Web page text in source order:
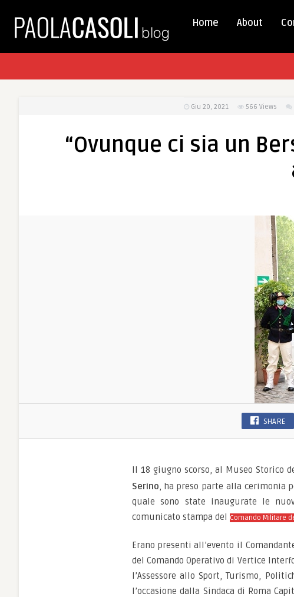
Home About
Giu 20, 2021 566 Views
“Ovunque ci sia un
SHARE
Il 18 giugno scorso, al Museo Storico
Serino, ha preso parte alla cerimonia
quale sono state inaugurate le
comunicato stampa del Comando Militare
Erano presenti all’evento il
del Comando Operativo di Vertice
l’Assessore allo Sport, Turismo,
l’occasione dalla Sindaca di Roma